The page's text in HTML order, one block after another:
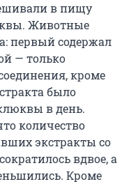
в пищу
Животные
первый содержал
— только
кроме
было
в день.
количество
экстракты со
вдвое, а
Кроме